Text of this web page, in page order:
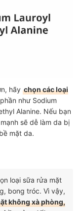
hãy chọn các loại
như Sodium
Alanine. Nếu bạn
sẽ dễ làm da bị
mặt da.
loại sữa rửa mặt
bong tróc. Vì vậy,
không xà phòng,